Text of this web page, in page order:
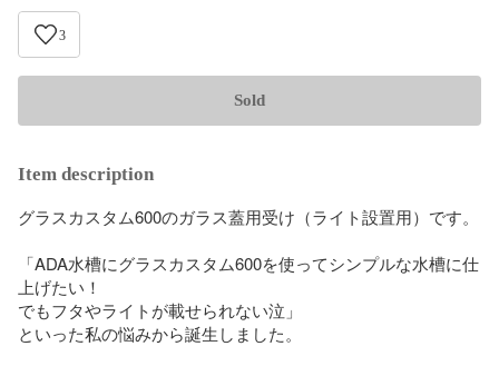
3
Sold
Item description
グラスカスタム600のガラス蓋用受け（ライト設置用）です。
「ADA水槽にグラスカスタム600を使ってシンプルな水槽に仕
上げたい！
でもフタやライトが載せられない泣」
といった私の悩みから誕生しました。